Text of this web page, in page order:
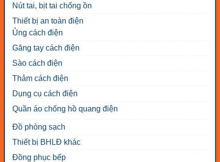
Nút tai, bịt tai chống ồn
Thiết bị an toàn điện
Ủng cách điện
Găng tay cách điện
Sào cách điện
Thảm cách điện
Dụng cụ cách điện
Quần áo chống hồ quang điện
Đồ phòng sạch
Thiết bị BHLĐ khác
Đồng phục bếp